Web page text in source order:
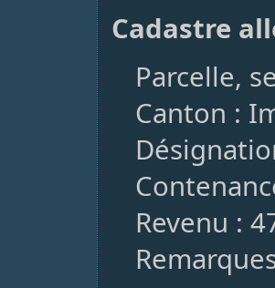
Cadastre
Parcelle,
Canton :
Revenu :